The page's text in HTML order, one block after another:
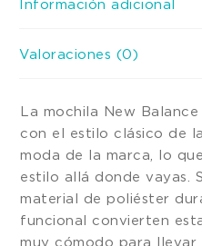
Información adicional
Valoraciones (0)
La mochila New
con el estilo clásico de
moda de la marca, lo
estilo allá donde vayas.
material de poliéster
funcional convierten
muy cómodo para llevar